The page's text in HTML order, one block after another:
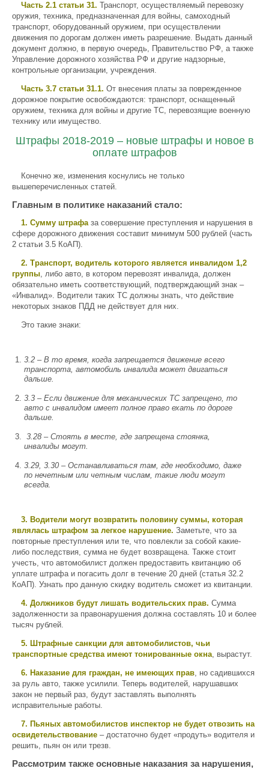
Часть 2.1 статьи 31. Транспорт, осуществляемый перевозку
оружия, техника, предназначенная для войны, самоходный
транспорт, оборудованный оружием, при осуществлении
движения по дорогам должен иметь разрешение. Выдать данный
документ должно, в первую очередь, Правительство РФ, а также
Управление дорожного хозяйства РФ и другие надзорные,
контрольные организации, учреждения.
Часть 3.7 статьи 31.1. От внесения платы за поврежденное
дорожное покрытие освобождаются: транспорт, оснащенный
оружием, техника для войны и другие ТС, перевозящие военную
технику или имущество.
Штрафы 2018-2019 – новые штрафы и новое в
оплате штрафов
Конечно же, изменения коснулись не только
вышеперечисленных статей.
Главным в политике наказаний стало:
1. Сумму штрафа за совершение преступления и нарушения в
сфере дорожного движения составит минимум 500 рублей (часть
2 статьи 3.5 КоАП).
2. Транспорт, водитель которого является инвалидом 1,2
группы, либо авто, в котором перевозят инвалида, должен
обязательно иметь соответствующий, подтверждающий знак –
«Инвалид». Водители таких ТС должны знать, что действие
некоторых знаков ПДД не действует для них.
Это такие знаки:
3.2 – В то время, когда запрещается движение всего
транспорта, автомобиль инвалида может двигаться
дальше.
3.3 – Если движение для механических ТС запрещено, то
авто с инвалидом имеет полное право ехать по дороге
дальше.
3.28 – Стоять в месте, где запрещена стоянка,
инвалиды могут.
3.29, 3.30 – Останавливаться там, где необходимо, даже
по нечетным или четным числам, такие люди могут
всегда.
3. Водители могут возвратить половину суммы, которая
являлась штрафом за легкое нарушение. Заметьте, что за
повторные преступления или те, что повлекли за собой какие-
либо последствия, сумма не будет возвращена. Также стоит
учесть, что автомобилист должен предоставить квитанцию об
уплате штрафа и погасить долг в течение 20 дней (статья 32.2
КоАП). Узнать про данную скидку водитель сможет из квитанции.
4. Должников будут лишать водительских прав. Сумма
задолженности за правонарушения должна составлять 10 и более
тысяч рублей.
5. Штрафные санкции для автомобилистов, чьи
транспортные средства имеют тонированные окна, вырастут.
6. Наказание для граждан, не имеющих прав, но садившихся
за руль авто, также усилили. Теперь водителей, нарушавших
закон не первый раз, будут заставлять выполнять
исправительные работы.
7. Пьяных автомобилистов инспектор не будет отвозить на
освидетельствование – достаточно будет «продуть» водителя и
решить, пьян он или трезв.
Рассмотрим также основные наказания за нарушения,